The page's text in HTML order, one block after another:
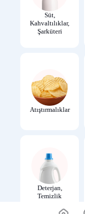
Süt,
Kahvaltılıklar,
Şarküteri
Atıştırmalıklar
Deterjan,
Temizlik